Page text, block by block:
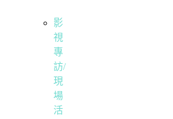
影
視
專
訪/
現
場
活